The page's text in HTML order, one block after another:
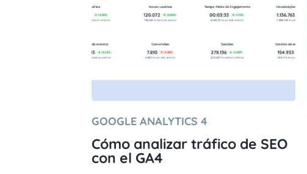
GOOGLE ANALYTICS 4
Cómo analizar tráfico de SEO
con el GA4